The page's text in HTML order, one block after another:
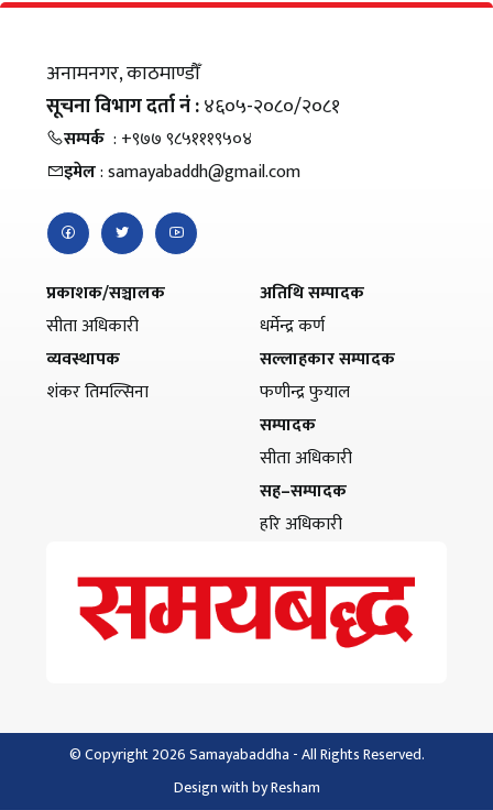
अनामनगर, काठमाण्डौँ
सूचना विभाग दर्ता नं :४६०५-२०८०/२०८१
सम्पर्क : +९७७ ९८५१११९५०४
इमेल: samayabaddh@gmail.com
प्रकाशक/सञ्चालक
सीता अधिकारी
व्यवस्थापक
शंकर तिमल्सिना
अतिथि सम्पादक
धर्मेन्द्र कर्ण
सल्लाहकार सम्पादक
फणीन्द्र फुयाल
सम्पादक
सीता अधिकारी
सह–सम्पादक
हरि अधिकारी
© Copyright 2026 Samayabaddha - All Rights Reserved.
Design withbyResham